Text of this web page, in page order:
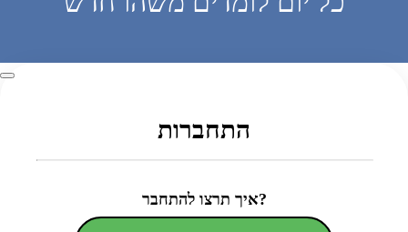
התחברות
איך תרצו להתחבר?